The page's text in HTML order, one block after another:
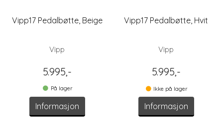
Vipp17 Pedalbøtte, Beige
Vipp
5.995,-
På lager
Informasjon
Vipp17 Pedalbøtte, Hvit
Vipp
5.995,-
Ikke på lager
Informasjon